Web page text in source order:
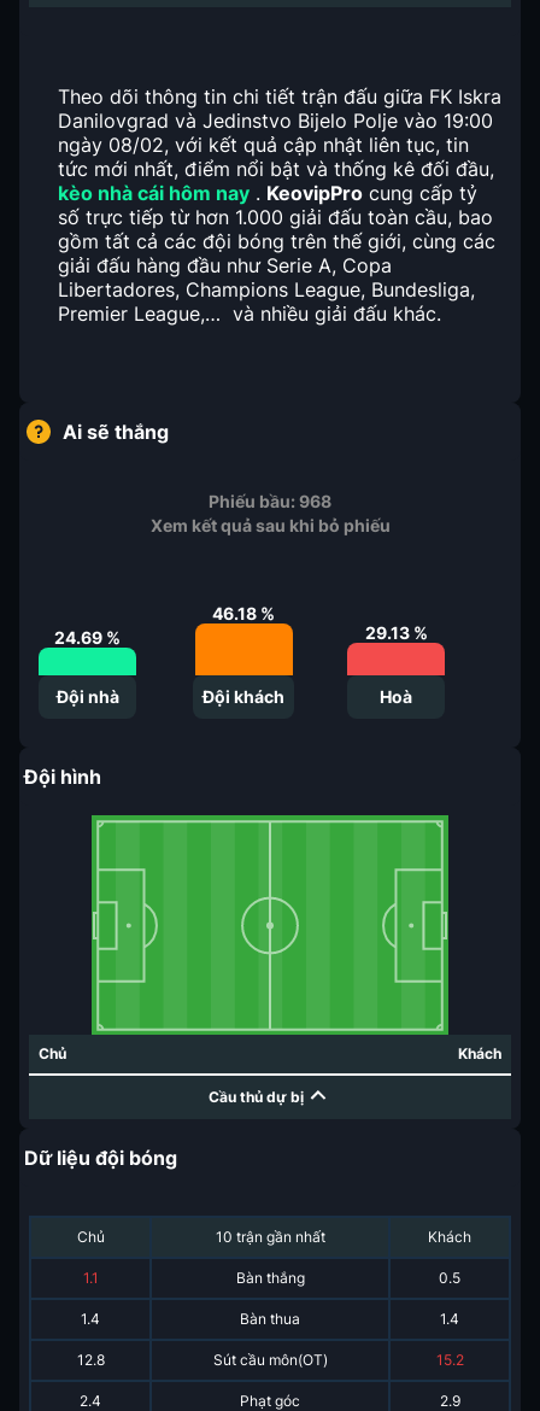
Theo dõi thông tin chi tiết trận đấu giữa FK Iskra
Danilovgrad và Jedinstvo Bijelo Polje vào 19:00
ngày 08/02, với kết quả cập nhật liên tục, tin
tức mới nhất, điểm nổi bật và thống kê đối đầu,
kèo nhà cái hôm nay . KeovipPro cung cấp tỷ
số trực tiếp từ hơn 1.000 giải đấu toàn cầu, bao
gồm tất cả các đội bóng trên thế giới, cùng các
giải đấu hàng đầu như Serie A, Copa
Libertadores, Champions League, Bundesliga,
Premier League,… và nhiều giải đấu khác.
Ai sẽ thắng
Phiếu bầu:968
Xem kết quả sau khi bỏ phiếu
24.69 %
Đội nhà
46.18 %
Đội khách
29.13%
Hoà
Đội hình
Chủ Khách
Cầu thủ dự bị
Dữ liệu đội bóng
Chủ 10 trận gần nhất Khách
1.1 Bàn thắng 0.5
1.4 Bàn thua 1.4
12.8 Sút cầu môn(OT) 15.2
2.4 Phạt góc 2.9